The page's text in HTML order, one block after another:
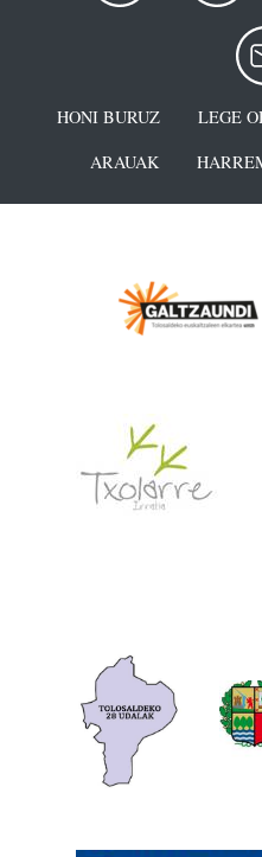
HONI BURUZ LEGE
ARAUAK